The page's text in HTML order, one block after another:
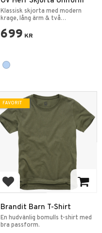
Klassisk skjorta med modern
krage, lång ärm & två
699 KR
Lägg till i favoriter
Brandit Barn T-Shirt
En hudvänlig bomulls t-shirt med
bra passform.
FAVORIT